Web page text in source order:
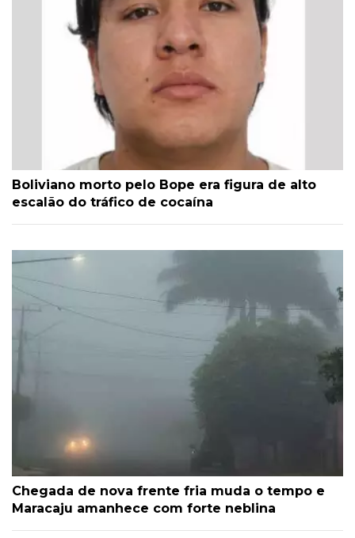
Boliviano morto pelo Bope era figura de alto
escalão do tráfico de cocaína
Chegada de nova frente fria muda o tempo e
Maracaju amanhece com forte neblina